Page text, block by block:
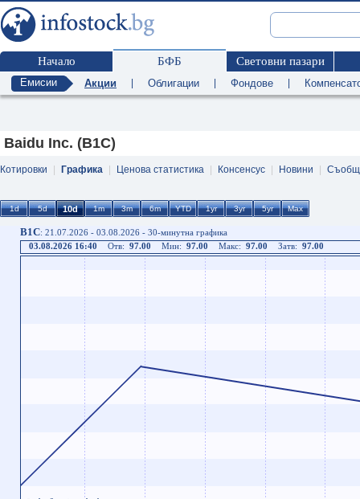
Начало БФБ Световни пазари
Емисии Акции Облигации Фондове
Baidu Inc. (B1C)
Котировки Графика Ценова статистика Консенсус Новини
B1C: 21.07.2026 - 03.08.2026 - 30-минутна графика
03.08.2026 16:40
Отв: 97.00 Мин: 97.00 Макс: 97.00 Затв: 97.00